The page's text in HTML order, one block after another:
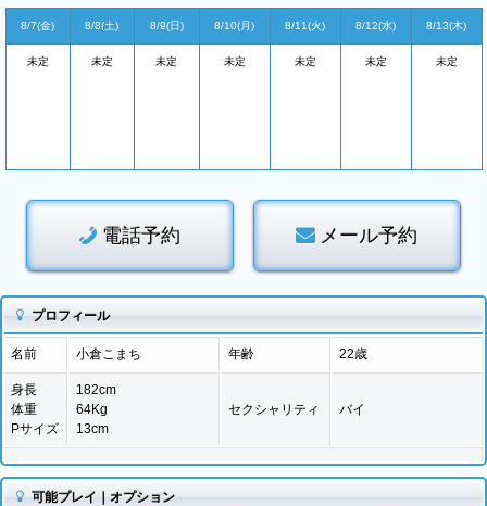
8/7(金) 8/8(土) 8/9(日) 8/10(月) 8/11(火) 8/12(水) 8/13(木)
未定 未定 未定 未定 未定 未定 未定
電話予約 メール予約
プロフィール
名前 小倉こまち 年齢 22歳
身長
体重
Pサイズ
182cm
64Kg
13cm
セクシャリティ バイ
可能プレイ｜オプション